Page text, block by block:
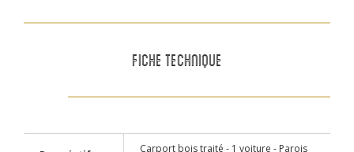
FICHE TECHNIQUE
Carport bois traité - 1 voiture - Parois